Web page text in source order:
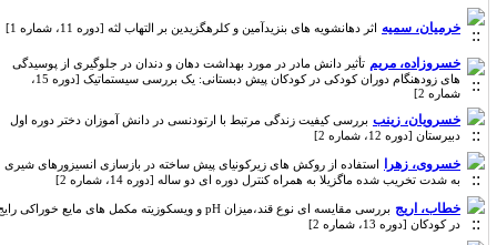
خرمیان، سمیه اثر دهانشویه های بنزیدآمین و کلرهگزیدین بر التهاب لثه [دوره 11، شماره 1]
خسروزاده، مریم تأثیر دانش مادر در مورد بهداشت دهان و دندان در جلوگیری از پوسیدگی
های زودهنگام دوران کودکی در کودکان پیش دبستانی: یک بررسی سیستماتیک [دوره 15،
شماره 2]
خسرویان، زینب بررسی کیفیت زندگی مرتبط با ارتودنسی در دانش آموزان دختر دوره اول
دبیرستان [دوره 12، شماره 2]
خسروی، زهرا استفاده از روکش های زیرکونیای پیش ساخته در بازسازی انسیزورهای شیری
به شدت تخریب شده ماگزیلا به همراه کنترل دوره ای دو ساله [دوره 14، شماره 2]
خطاب، اریج
بررسی مقایسه ای نوع قند،میزان pH و ویسکوزیته مکمل های مایع خوراکی رایج
در کودکان [دوره 13، شماره 2]